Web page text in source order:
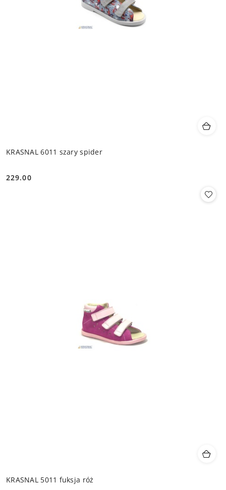
KRASNAL 6011 szary spider
Cena:
229.00
KRASNAL 5011 fuksja róż